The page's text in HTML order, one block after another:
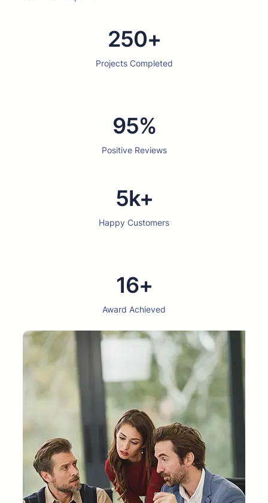
250+
Projects Completed
95%
Positive Reviews
5k+
Happy Customers
16+
Award Achieved